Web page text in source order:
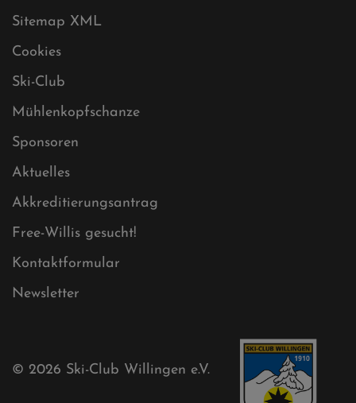
Impressum
Sitemap
Sitemap XML
Cookies
Ski-Club
Aktuelles